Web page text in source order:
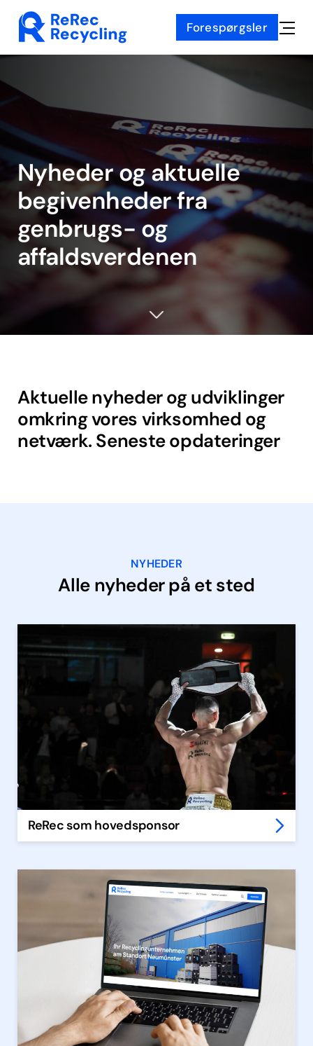
content
Forespørgsler
Toggle
Nyheder ogaktuelle
begivenheder fra
genbrugs- og
affaldsverdenen
Aktuelle nyheder og udviklinger
omkring vores virksomhed og
netværk. Seneste opdateringer
NYHEDER
Alle nyheder på et sted
ReRec som hovedsponsor